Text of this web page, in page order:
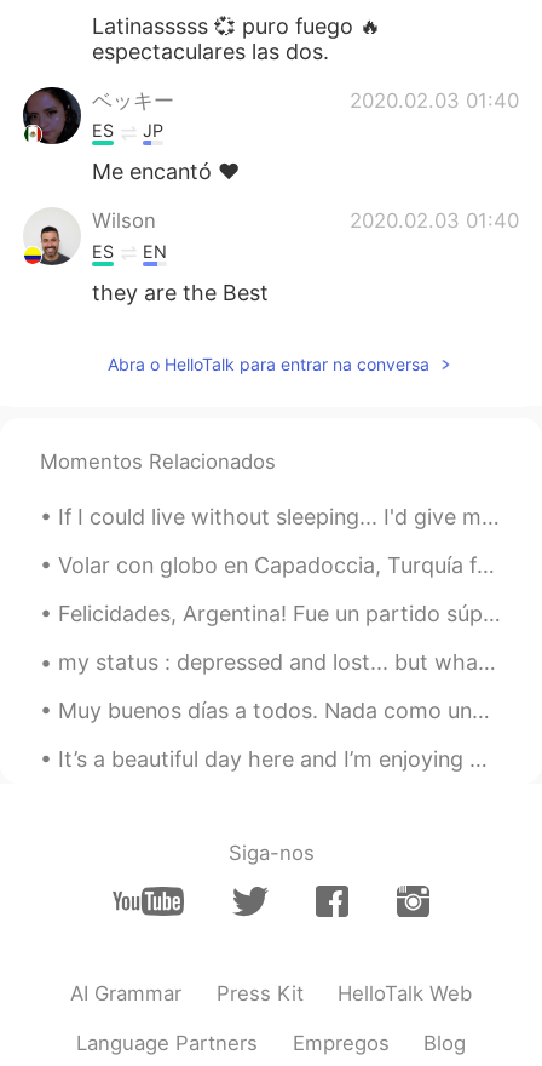
Latinasssss 💞 puro fuego 🔥
espectaculares las dos.
ベッキー 2020.02.03 01:40
ES JP
Me encantó ♥️
Wilson 2020.02.03 01:40
ES EN
they are the Best
Abra o HelloTalk para entrar na conversa
Momentos Relacionados
If I could live without sleeping... I'd give my whole time to know you all. the World is ours.. I...
Volar con globo en Capadoccia, Turquía fue unas de las experiencias más increíbles que he tenido....
Felicidades, Argentina! Fue un partido súper emocionante y estoy muy orgullosa de la selección co...
my status : depressed and lost... but whatsoever.. if anybody feeling depressed just feel it is o...
Muy buenos días a todos. Nada como una cervecita bien fría en la playa 😎🍺 Saludos desde Turquía 🇹🇷
It’s a beautiful day here and I’m enjoying my favorite summer drink: champagne with grapefruit ju...
Siga-nos
AI Grammar Press Kit HelloTalk Web
Language Partners Empregos Blog